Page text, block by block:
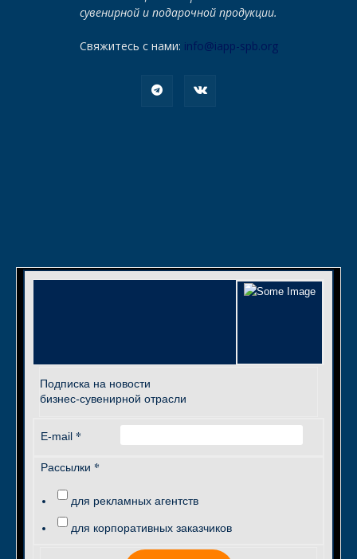
сувенирной и подарочной продукции.
Свяжитесь с нами: info@iapp-spb.org
Подписка на новости
бизнес-сувенирной отрасли
E-mail *
Рассылки *
для рекламных агентств
для корпоративных заказчиков